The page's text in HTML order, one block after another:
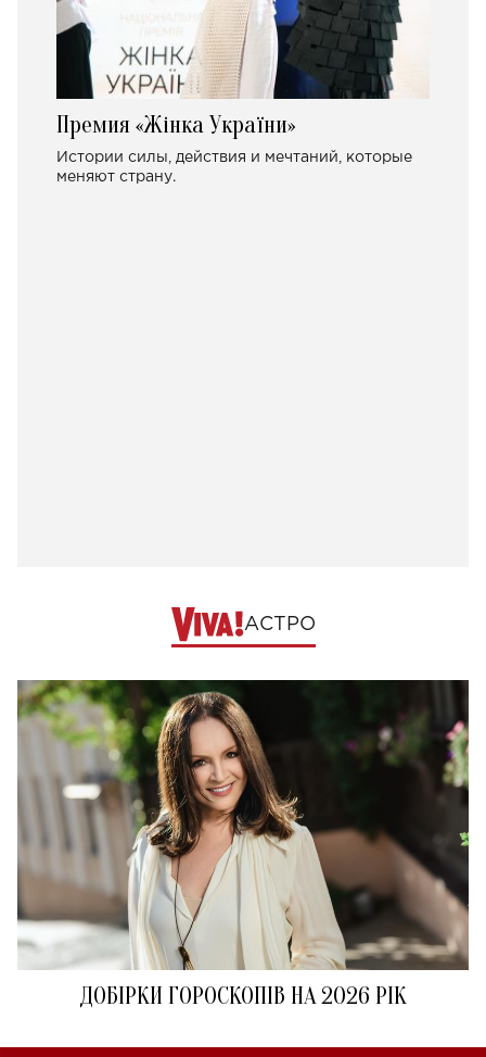
Премия «Жінка України»
Истории силы, действия и мечтаний, которые
меняют страну.
АСТРО
ДОБІРКИ ГОРОСКОПІВ НА 2026 РІК